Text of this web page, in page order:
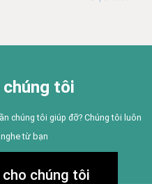
chúng tôi
chúng tôi giúp đỡ? Chúng tôi luôn
từ bạn
chúng tôi